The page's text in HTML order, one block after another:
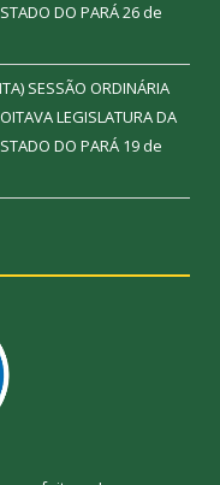
DO PARÁ26 de
SESSÃO ORDINÁRIA
LEGISLATURA DA
DO PARÁ 19 de